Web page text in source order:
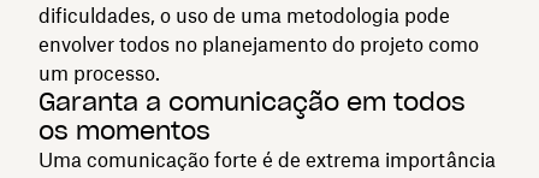
dificuldades, o uso de uma metodologia pode
envolver todos no planejamento do projeto como
um processo.
Garanta a comunicação em todos
os momentos
Uma comunicação forte é de extrema importância